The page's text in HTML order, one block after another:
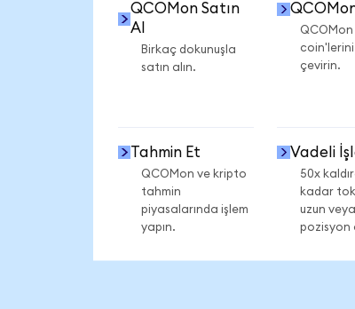
QCOMon Satın
Al
Birkaç dokunuşla
satın alın.
QCOMon
çevirin.
Tahmin Et
QCOMon ve kripto
tahmin
piyasalarında işlem
yapın.
Vadeli
50x
kadar
uzun veya
pozisyon